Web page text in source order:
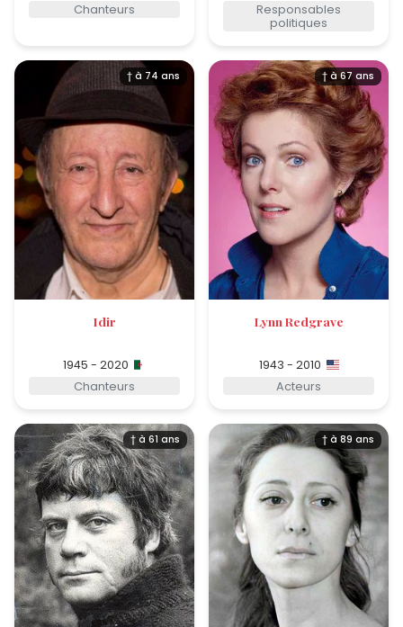
Chanteurs
Responsables
politiques
† à 74 ans
Idir
1945 - 2020
Chanteurs
† à 67 ans
Lynn Redgrave
1943 - 2010
Acteurs
† à 61 ans † à 89 ans